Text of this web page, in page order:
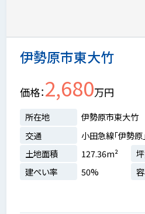
伊勢原市東大竹
価格 2,680万円
所在地
伊勢原市東大竹
交通
小田急線「伊勢原
土地面積
127.36m²
建ぺい率
50%